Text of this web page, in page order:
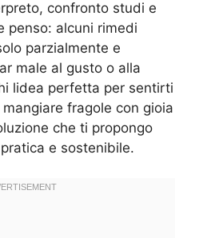
confronto studi e
penso: alcuni rimedi
parzialmente e
male al gusto o alla
lidea perfetta per sentirti
fragole con gioia
che ti propongo
e sostenibile.